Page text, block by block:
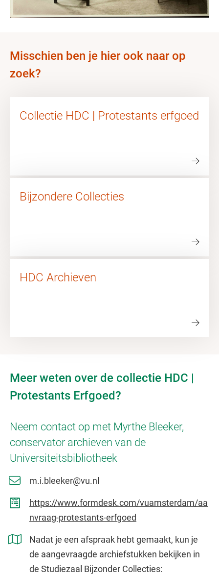
Misschien ben je hier ook naar op
zoek?
Collectie HDC | Protestants erfgoed
Bijzondere Collecties
HDC Archieven
Meer weten over de collectie HDC |
Protestants Erfgoed?
Neem contact op met Myrthe Bleeker,
conservator archieven van de
Universiteitsbibliotheek
m.i.bleeker@vu.nl
https://www.formdesk.com/vuamsterdam/aa
nvraag-protestants-erfgoed
Nadat je een afspraak hebt gemaakt, kun je
de aangevraagde archiefstukken bekijken in
de Studiezaal Bijzonder Collecties: